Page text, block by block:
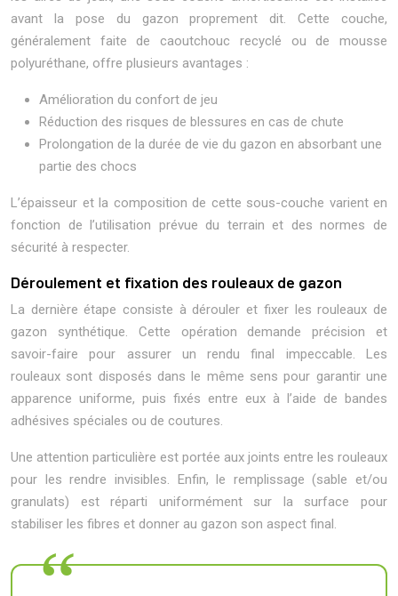
avant la pose du gazon proprement dit. Cette couche,
généralement faite de caoutchouc recyclé ou de mousse
polyuréthane, offre plusieurs avantages :
Amélioration du confort de jeu
Réduction des risques de blessures en cas de chute
Prolongation de la durée de vie du gazon en absorbant une
partie des chocs
L’épaisseur et la composition de cette sous-couche varient en
fonction de l’utilisation prévue du terrain et des normes de
sécurité à respecter.
Déroulement et fixation des rouleaux de gazon
La dernière étape consiste à dérouler et fixer les rouleaux de
gazon synthétique. Cette opération demande précision et
savoir-faire pour assurer un rendu final impeccable. Les
rouleaux sont disposés dans le même sens pour garantir une
apparence uniforme, puis fixés entre eux à l’aide de bandes
adhésives spéciales ou de coutures.
Une attention particulière est portée aux joints entre les rouleaux
pour les rendre invisibles. Enfin, le remplissage (sable et/ou
granulats) est réparti uniformément sur la surface pour
stabiliser les fibres et donner au gazon son aspect final.